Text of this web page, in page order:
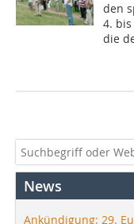
den
4.
die
News
Ankündigung: 29.